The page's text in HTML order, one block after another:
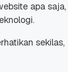
apa saja,
sekilas,